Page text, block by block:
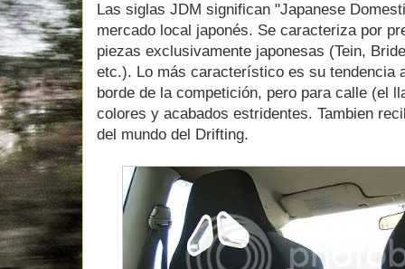
Las siglas JDM significan "Japanese
mercado local japonés. Se caracteriza por
piezas exclusivamente japonesas (Tein,
etc.). Lo más característico es su tendencia
borde de la competición, pero para calle (el
colores y acabados estridentes. Tambien
del mundo del Drifting.